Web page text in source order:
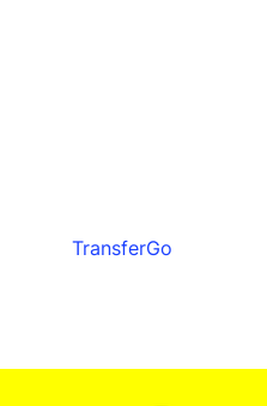
TransferGo